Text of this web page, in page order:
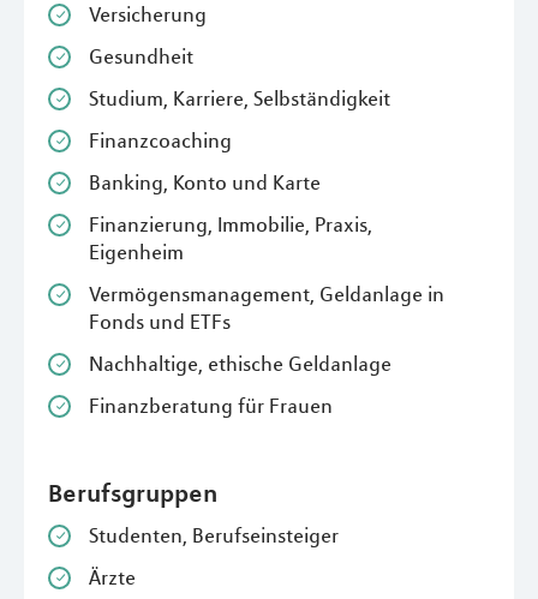
Versicherung
Gesundheit
Studium, Karriere, Selbständigkeit
Finanzcoaching
Banking, Konto und Karte
Finanzierung, Immobilie, Praxis,
Eigenheim
Vermögensmanagement, Geldanlage in
Fonds und ETFs
Nachhaltige, ethische Geldanlage
Finanzberatung für Frauen
Berufsgruppen
Studenten, Berufseinsteiger
Ärzte